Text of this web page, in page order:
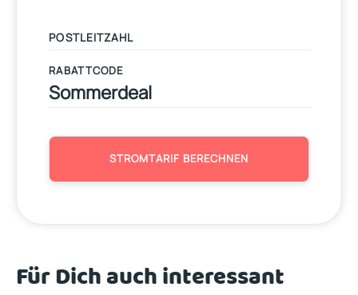
RABATTCODE
STROMTARIF BERECHNEN
Für Dich auch interessant